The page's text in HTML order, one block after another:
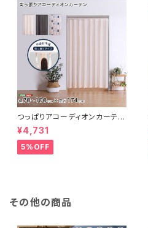
つっぱりアコーディオンカーテ
ン 100×174cm SH-16-TA
DC
¥4,731
5%OFF
その他の商品